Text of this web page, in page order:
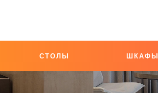
СТОЛЫ ШКАФЫ